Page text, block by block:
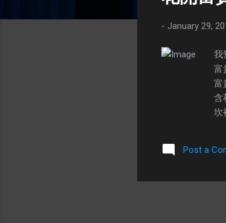
- January 29,
我
富
富
含
坎
Post a